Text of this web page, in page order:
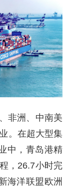
非洲、中南美
。在超大型集
中，青岛港精
，26.7小时完
海洋联盟欧洲